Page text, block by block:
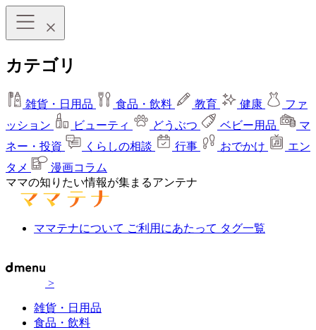
カテゴリ
雑貨・日用品 食品・飲料 教育 健康
ファ
ッション
ビューティ どうぶつ ベビー用品
マ
ネー・投資
くらしの相談 行事 おでかけ
エン
タメ
漫画コラム
ママの知りたい情報が集まるアンテナ
ママテナについて ご利用にあたって タグ一覧
>
雑貨・日用品
食品・飲料